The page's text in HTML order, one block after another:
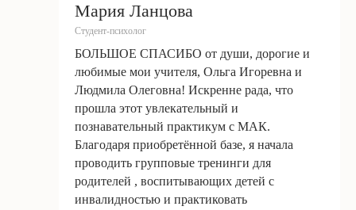
Мария Ланцова
Студент-психолог
БОЛЬШОЕ СПАСИБО от души, дорогие и
любимые мои учителя, Ольга Игоревна и
Людмила Олеговна! Искренне рада, что
прошла этот увлекательный и
познавательный практикум с МАК.
Благодаря приобретённой базе, я начала
проводить групповые тренинги для
родителей , воспитывающих детей с
инвалидностью и практиковать